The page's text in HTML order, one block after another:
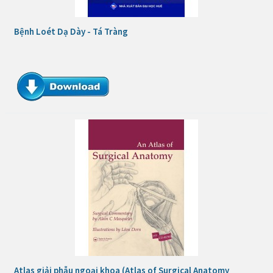
Bệnh Loét Dạ Dày - Tá Tràng
Atlas giải phẫu ngoại khoa (Atlas of Surgical Anatomy